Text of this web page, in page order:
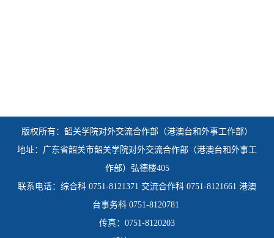
版权所有：韶关学院对外交流合作部（港澳台和外事工作部）
地址：广东省韶关市韶关学院对外交流合作部（港澳台和外事工
作部）弘德楼405
联系电话：综合科 0751-8121371 交流合作科 0751-8121661 港澳
台事务科 0751-8120781
传真：0751-8120203